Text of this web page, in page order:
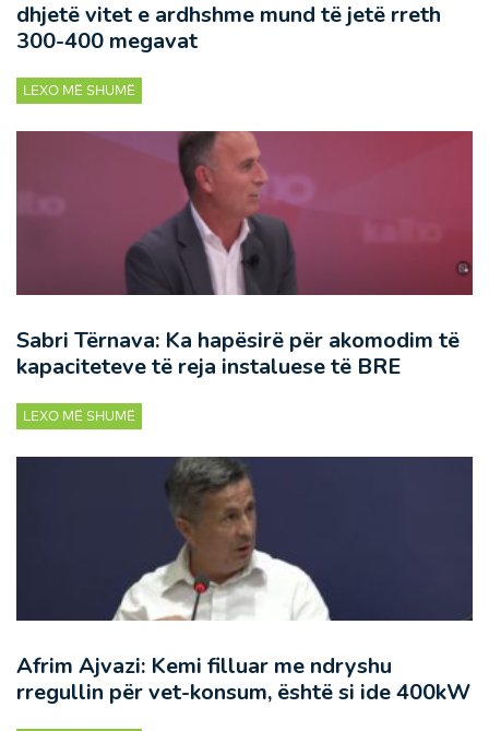
dhjetë vitet e ardhshme mund të jetë rreth
300-400 megavat
LEXO MË SHUMË
Sabri Tërnava: Ka hapësirë për akomodim të
kapaciteteve të reja instaluese të BRE
LEXO MË SHUMË
Afrim Ajvazi: Kemi filluar me ndryshu
rregullin për vet-konsum, është si ide 400kW